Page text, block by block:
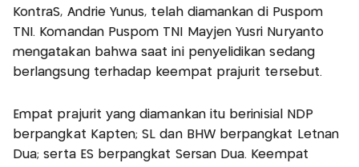
KontraS, Andrie Yunus, telah diamankan di Puspom
TNI. Komandan Puspom TNI Mayjen Yusri Nuryanto
mengatakan bahwa saat ini penyelidikan sedang
berlangsung terhadap keempat prajurit tersebut.
Empat prajurit yang diamankan itu berinisial NDP
berpangkat Kapten; SL dan BHW berpangkat Letnan
Dua; serta ES berpangkat Sersan Dua. Keempat